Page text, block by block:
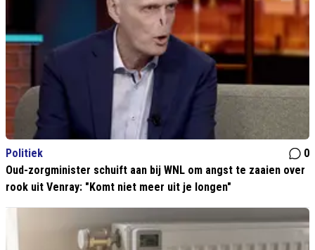
Politiek
0
Oud-zorgminister schuift aan bij WNL om angst te zaaien over
rook uit Venray: "Komt niet meer uit je longen"